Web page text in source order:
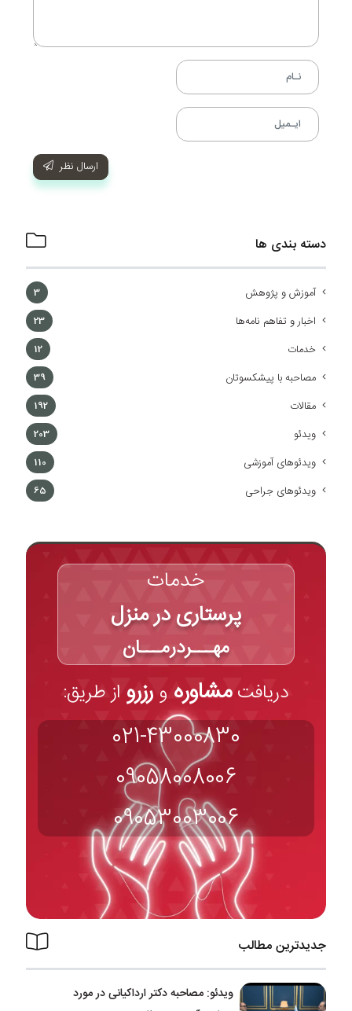
ارسال نظر
دسته بندی ها
آموزش و پژوهش 3
اخبار و تفاهم نامه‌ها 23
خدمات 12
مصاحبه با پیشکسوتان 39
مقالات 192
ویدئو 203
ویدئوهای آموزشی 110
ویدئوهای جراحی 65
خدمات
پرستاری در منزل
مهـــردرمـــان
دریافتمشاوره و رزرو از طریق:
021-43000830
09058008006
09053003006
جدیدترین مطالب
ویدئو: مصاحبه دکتر ارداکیانی در مورد